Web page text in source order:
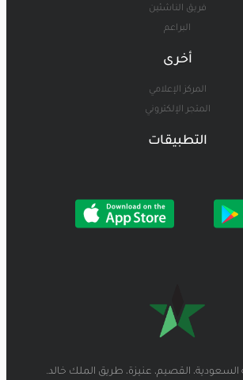
فريق الناشئين
البراعم
أخرى
المركز الإعلامي
المتجر الإلكتروني
التطبيقات
السعودية، القصيم، عنيزة، طريق الملك خالد.